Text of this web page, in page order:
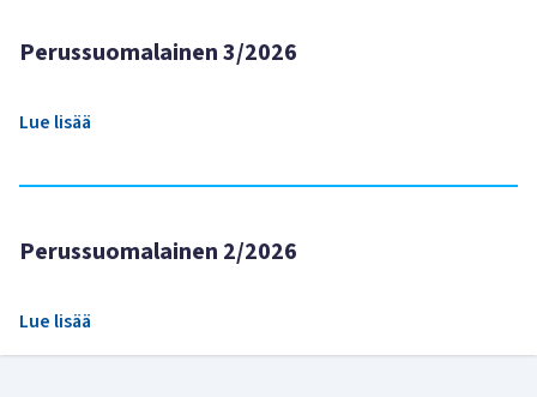
Perussuomalainen 3/2026
Lue lisää
Perussuomalainen 2/2026
Lue lisää